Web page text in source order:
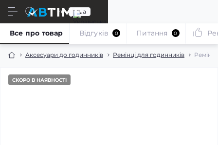
ru ua
Аксесуари до годинників Ремінці для годинників
Все про товар Відгуків 0 Питання 0
СКОРО В НАЯВНОСТІ